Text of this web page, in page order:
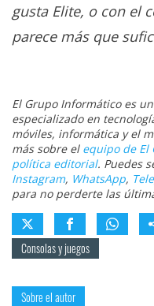
gusta Elite, o con el
parece más que
El Grupo Informático es
especializado en
móviles, informática y el
más sobre el equipo de El
política editorial. Puedes
Instagram, WhatsApp,
para no perderte las
Consolas y juegos
Sobre el autor